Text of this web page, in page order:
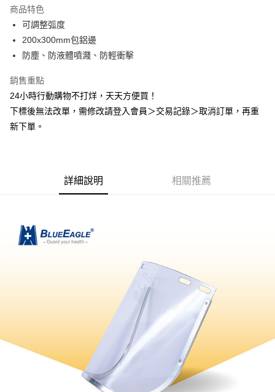
Google Pay
全盈+PAY
AFTEE先享後付
相關說明
AFTEE先享後付是「在收到商品之後才付款」的支付方式。 讓您購物簡單
便利好安心！
１．簡單：不需註冊會員、不需綁卡、不需儲值。
２．便利：只要手機號碼，簡訊認證，即可結帳。
１．於結帳方式選擇「AFTEE先享後付」後，將跳轉至「AFTEE先享後付」
※ 請注意：結帳手續完成當下不需立刻繳費，但若您需要取消訂單，請聯絡
購買商品的店家。未經商家同意取消之訂單仍視為有效，需透過AFTEE先享
※ 交易是否成功請以「AFTEE先享後付 」之結帳頁面顯示為準，若有關於
是否繳費成功／繳費後需取消欲退款等相關疑問，請聯繫「AFTEE先享後付
https://netprotections.freshdesk.com/support/home
１．透過由恩沛科技股份有限公司提供之「AFTEE先享後付」服務完成之交
易，需依本服務之必要範圍內提供個人資料，並將交易相關給付款項請求債
權轉讓予恩沛科技股份有限公司。
２．關於個人資料處理事宜，請瀏覽以下網址：
https://aftee.tw/terms/#terms3
３．未成年的使用者請事先徵得法定代理人或監護人之同意方可使用
「AFTEE先享後付」，若未經同意申辦者引起之損失，本公司不負相關責
ATM付款
運送方式
付款後全家取貨
7-11取貨付款
每筆NT$60，滿NT$2,000(含以上)免運費
每筆NT$60，滿NT$2,000(含以上)免運費
一般地區宅配<如偏遠地區會員請勿選擇一般宅配，請點選其他選項
每筆NT$90，滿NT$2,000(含以上)免運費
🚚偏遠地區宅配<請務必選擇此配送方式，偏遠地區可參照『首頁→
會員需知→偏遠地區配送事項』
商品特色
可調整弧度
200x300mm包鋁邊
防塵、防液體噴濺、防輕衝擊
銷售重點
24小時行動購物不打烊，天天方便買！
下標後無法改單，需修改請登入會員＞交易記錄＞取消訂單，再重
新下單。
詳細說明 相關推薦